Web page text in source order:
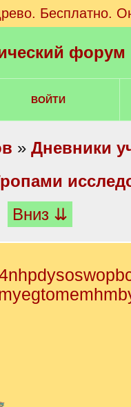
Бесплатно.
ВОЙТИ
» Дневники
Вниз ⇊